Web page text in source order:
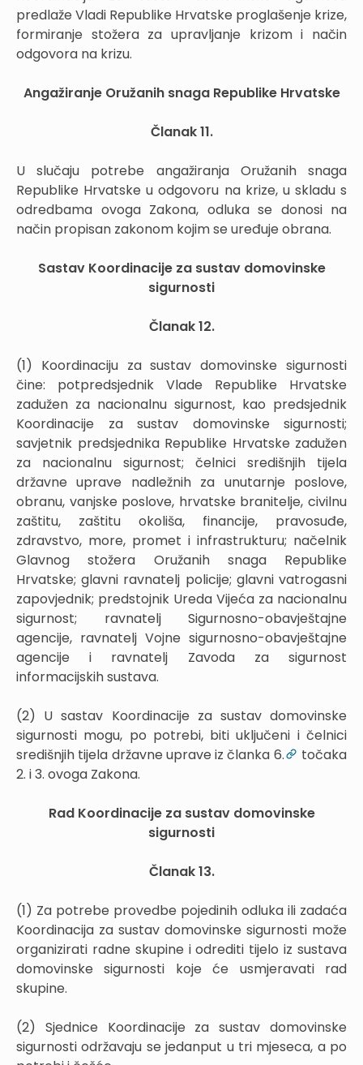
predlaže Vladi Republike Hrvatske proglašenje krize,
formiranje stožera za upravljanje krizom i način
odgovora na krizu.
Angažiranje Oružanih snaga Republike Hrvatske
Članak 11.
U slučaju potrebe angažiranja Oružanih snaga
Republike Hrvatske u odgovoru na krize, u skladu s
odredbama ovoga Zakona, odluka se donosi na
način propisan zakonom kojim se uređuje obrana.
Sastav Koordinacije za sustav domovinske
sigurnosti
Članak 12.
(1) Koordinaciju za sustav domovinske sigurnosti
čine: potpredsjednik Vlade Republike Hrvatske
zadužen za nacionalnu sigurnost, kao predsjednik
Koordinacije za sustav domovinske sigurnosti;
savjetnik predsjednika Republike Hrvatske zadužen
za nacionalnu sigurnost; čelnici središnjih tijela
državne uprave nadležnih za unutarnje poslove,
obranu, vanjske poslove, hrvatske branitelje, civilnu
zaštitu, zaštitu okoliša, financije, pravosuđe,
zdravstvo, more, promet i infrastrukturu; načelnik
Glavnog stožera Oružanih snaga Republike
Hrvatske; glavni ravnatelj policije; glavni vatrogasni
zapovjednik; predstojnik Ureda Vijeća za nacionalnu
sigurnost; ravnatelj Sigurnosno-obavještajne
agencije, ravnatelj Vojne sigurnosno-obavještajne
agencije i ravnatelj Zavoda za sigurnost
informacijskih sustava.
(2) U sastav Koordinacije za sustav domovinske
sigurnosti mogu, po potrebi, biti uključeni i čelnici
središnjih tijela državne uprave iz članka 6.
točaka
2. i 3. ovoga Zakona.
Rad Koordinacije za sustav domovinske
sigurnosti
Članak 13.
(1) Za potrebe provedbe pojedinih odluka ili zadaća
Koordinacija za sustav domovinske sigurnosti može
organizirati radne skupine i odrediti tijelo iz sustava
domovinske sigurnosti koje će usmjeravati rad
skupine.
(2) Sjednice Koordinacije za sustav domovinske
sigurnosti održavaju se jedanput u tri mjeseca, a po